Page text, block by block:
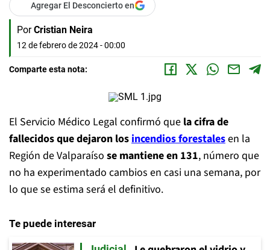
Agregar El Desconcierto en
Por Cristian Neira
12 de febrero de 2024 - 00:00
Comparte esta nota:
El Servicio Médico Legal confirmó que la cifra de
fallecidos que dejaron losincendios forestalesen la
Región de Valparaíso se mantiene en 131, número que
no ha experimentado cambios en casi una semana, por
lo que se estima será el definitivo.
Te puede interesar